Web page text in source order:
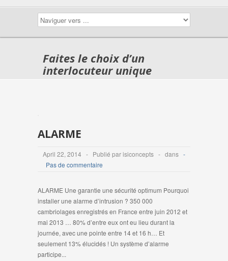
Faites le choix d’un
interlocuteur unique
ALARME
April 22, 2014 - Publié par isiconcepts - dans -
Pas de commentaire
ALARME Une garantie une sécurité optimum Pourquoi
installer une alarme d’intrusion ? 350 000
cambriolages enregistrés en France entre juin 2012 et
mai 2013 … 80% d’entre eux ont eu lieu durant la
journée, avec une pointe entre 14 et 16 h… Et
seulement 13% élucidés ! Un système d’alarme
participe...